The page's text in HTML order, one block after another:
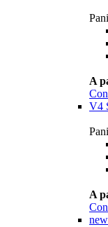
A
V4
A
new